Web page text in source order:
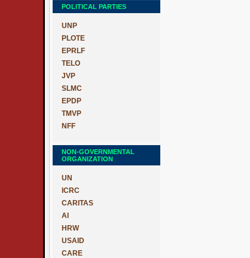
POLITICAL PARTIES
UNP
PLOTE
EPRLF
TELO
JVP
SLMC
EPDP
TMVP
NFF
NON-GOVERNMENTAL
ORGANIZATION
UN
ICRC
CARITAS
AI
HRW
USAID
CARE